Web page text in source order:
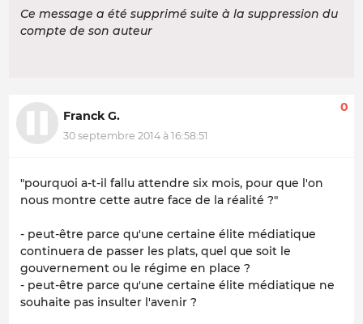
Ce message a été supprimé suite à la suppression du
compte de son auteur
Franck G.
30 septembre 2014 à 16:58:51
0
"pourquoi a-t-il fallu attendre six mois, pour que l'on
nous montre cette autre face de la réalité ?"
- peut-être parce qu'une certaine élite médiatique
continuera de passer les plats, quel que soit le
gouvernement ou le régime en place ?
- peut-être parce qu'une certaine élite médiatique ne
souhaite pas insulter l'avenir ?